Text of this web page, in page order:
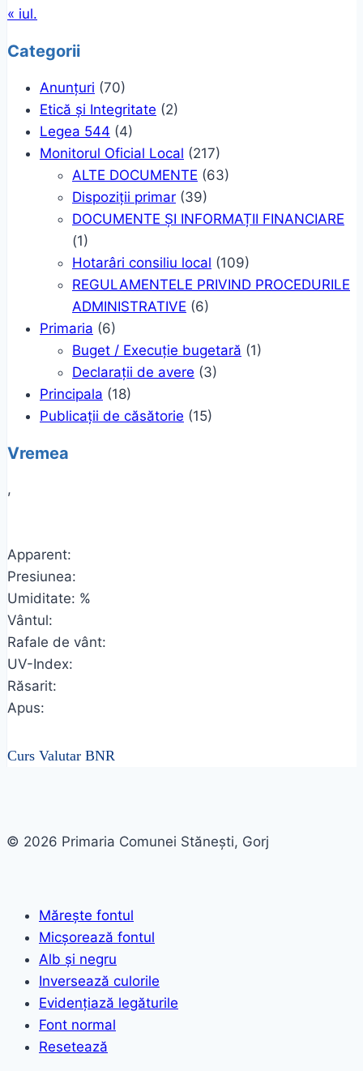
« iul.
Categorii
Anunțuri (70)
Etică și Integritate (2)
Legea 544 (4)
Monitorul Oficial Local (217)
ALTE DOCUMENTE (63)
Dispoziții primar (39)
DOCUMENTE ȘI INFORMAȚII FINANCIARE
(1)
Hotarâri consiliu local (109)
REGULAMENTELE PRIVIND PROCEDURILE
ADMINISTRATIVE (6)
Primaria (6)
Buget / Execuție bugetară (1)
Declarații de avere (3)
Principala (18)
Publicații de căsătorie (15)
Vremea
,
Apparent:
Presiunea:
Umiditate: %
Vântul:
Rafale de vânt:
UV-Index:
Răsarit:
Apus:
Curs Valutar BNR
© 2026 Primaria Comunei Stănești, Gorj
Mărește fontul
Micșorează fontul
Alb și negru
Inversează culorile
Evidențiază legăturile
Font normal
Resetează